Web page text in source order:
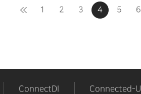
1 2 3 4 5 6
ConnectDI Connected-U